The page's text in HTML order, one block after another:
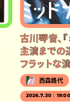
古川琴音、
主演までの
フラットな
西森路代
2026.7.30｜